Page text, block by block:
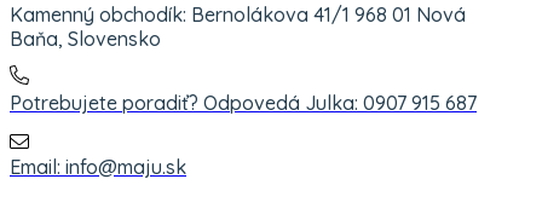
Kamenný obchodík: Bernolákova 41/1 968 01 Nová
Baňa, Slovensko
Potrebujete poradiť? Odpovedá Julka: 0907 915 687
Email: info@maju.sk